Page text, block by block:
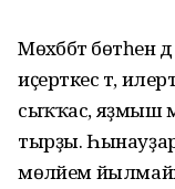
Мөхәббәт бөтәһен
иҫерткес тә,
сыҡҡас, яҙмыш
тырҙы. Һынауҙар
мөләйем